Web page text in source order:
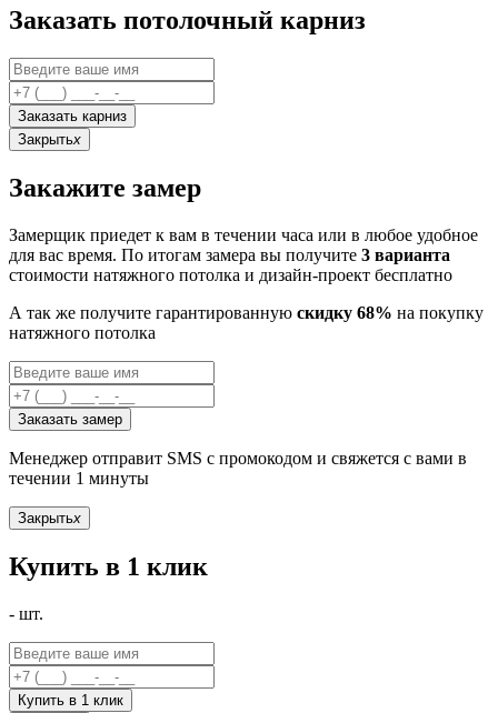
Заказать потолочный карниз
Заказать карниз
Закрытьx
Закажите замер
Замерщик приедет к вам в течении часа или в любое удобное
для вас время. По итогам замера вы получите 3 варианта
стоимости натяжного потолка и дизайн-проект бесплатно
А так же получите гарантированную скидку 68% на покупку
натяжного потолка
Заказать замер
Менеджер отправит SMS с промокодом и свяжется с вами в
течении 1 минуты
Закрытьx
Купить в 1 клик
- шт.
Купить в 1 клик